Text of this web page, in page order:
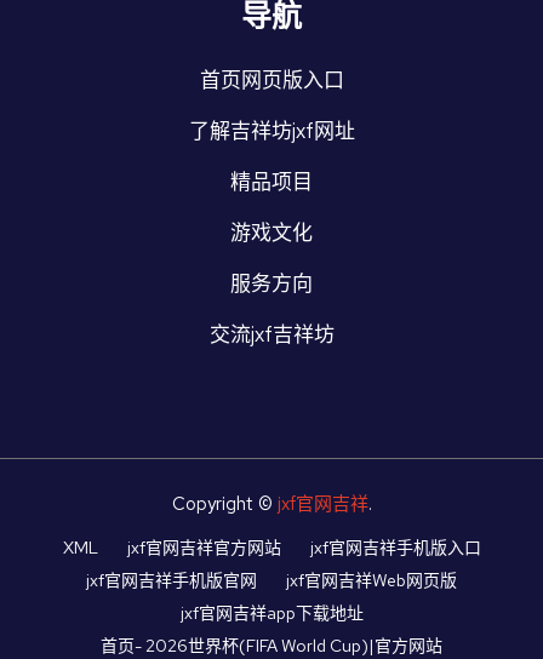
导航
首页网页版入口
了解吉祥坊jxf网址
精品项目
游戏文化
服务方向
交流jxf吉祥坊
Copyright © jxf官网吉祥.
XML jxf官网吉祥官方网站
jxf官网吉祥手机版入口
jxf官网吉祥手机版官网
jxf官网吉祥Web网页版
jxf官网吉祥app下载地址
首页- 2026世界杯(FIFA World Cup)|官方网站